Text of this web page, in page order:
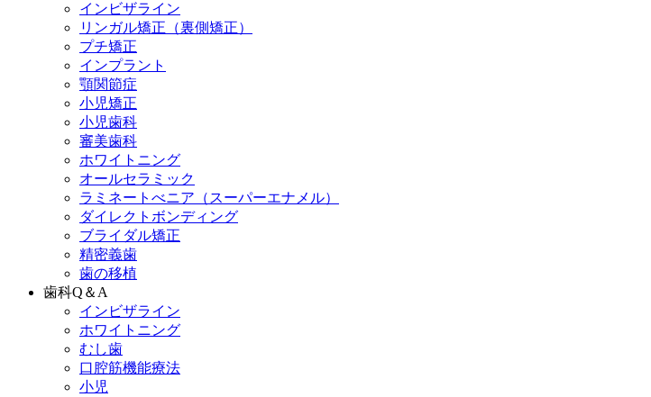
インビザライン
リンガル矯正（裏側矯正）
プチ矯正
インプラント
顎関節症
小児矯正
小児歯科
審美歯科
ホワイトニング
オールセラミック
ラミネートべニア （スーパーエナメル）
ダイレクトボンディング
ブライダル矯正
精密義歯
歯の移植
歯科Q＆A
インビザライン
ホワイトニング
むし歯
口腔筋機能療法
小児